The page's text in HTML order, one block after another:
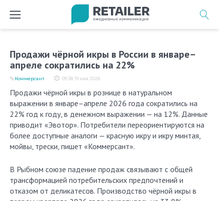
Продажи чёрной икры в России в январе–
апреле сократились на 22%
09:38, 19 мая 2026
Коммерсант
Продажи чёрной икры в рознице в натуральном
выражении в январе–апреле 2026 года сократились на
22% год к году, в денежном выражении — на 12%. Данные
приводит «Эвотор». Потребители переориентируются на
более доступные аналоги — красную икру и икру минтая,
мойвы, трески, пишет «Коммерсант».
В Рыбном союзе падение продаж связывают с общей
трансформацией потребительских предпочтений и
отказом от деликатесов. Производство чёрной икры в